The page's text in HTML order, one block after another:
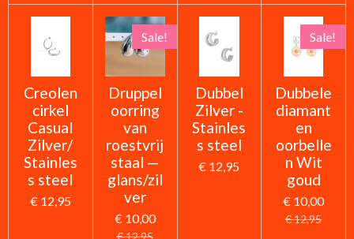
Creolen
cirkel
Casual
Zilver/
Stainles
s steel
€ 12,95
Sale!
Druppel
oorring
van
roestvrij
staal —
glans/zil
ver
€ 10,00
€ 12,95
Dubbel
Zilver -
Stainles
s steel
€ 12,95
Sale!
Dubbele
diamant
en
oorbelle
n Wit
goud
€ 10,00
€ 12,95